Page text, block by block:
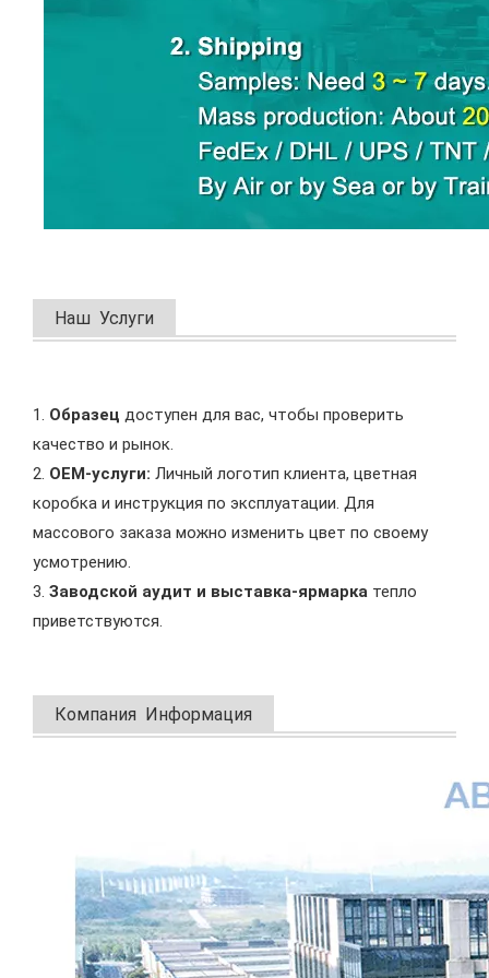
Наш Услуги
1. Образец доступен для вас, чтобы проверить
качество и рынок.
2. OEM-услуги: Личный логотип клиента, цветная
коробка и инструкция по эксплуатации. Для
массового заказа можно изменить цвет по своему
усмотрению.
3. Заводской аудит и выставка-ярмарка тепло
приветствуются.
Компания Информация